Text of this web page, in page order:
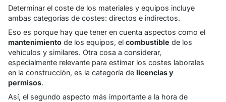
Determinar el coste de los materiales y equipos incluye
ambas categorías de costes: directos e indirectos.
Eso es porque hay que tener en cuenta aspectos como el
mantenimiento de los equipos, el combustible de los
vehículos y similares. Otra cosa a considerar,
especialmente relevante para estimar los costes laborales
en la construcción, es la categoría de licencias y
permisos.
Así, el segundo aspecto más importante a la hora de